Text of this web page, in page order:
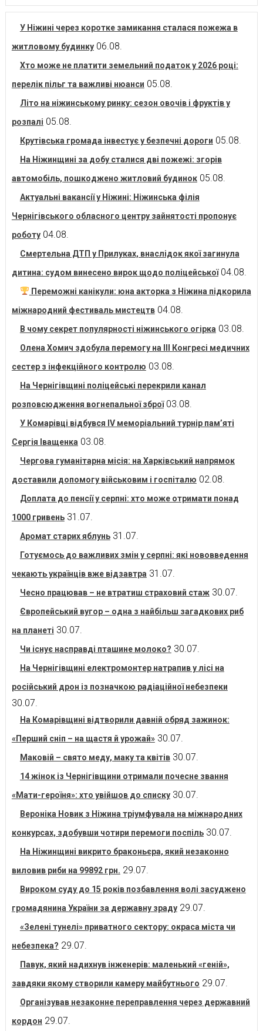
У Ніжині через коротке замикання сталася пожежа в
житловому будинку 06.08.
Хто може не платити земельний податок у 2026 році:
перелік пільг та важливі нюанси 05.08.
Літо на ніжинському ринку: сезон овочів і фруктів у
розпалі 05.08.
Крутівська громада інвестує у безпечні дороги 05.08.
На Ніжинщині за добу сталися дві пожежі: згорів
автомобіль, пошкоджено житловий будинок 05.08.
Актуальні вакансії у Ніжині: Ніжинська філія
Чернігівського обласного центру зайнятості пропонує
роботу 04.08.
Смертельна ДТП у Прилуках, внаслідок якої загинула
дитина: судом винесено вирок щодо поліцейської 04.08.
Переможні канікули: юна акторка з Ніжина підкорила
міжнародний фестиваль мистецтв 04.08.
В чому секрет популярності ніжинського огірка 03.08.
Олена Хомич здобула перемогу на ІІІ Конгресі медичних
сестер з інфекційного контролю 03.08.
На Чернігівщині поліцейські перекрили канал
розповсюдження вогнепальної зброї 03.08.
У Комарівці відбувся IV меморіальний турнір пам’яті
Сергія Іващенка 03.08.
Чергова гуманітарна місія: на Харківський напрямок
доставили допомогу військовим і госпіталю 02.08.
Доплата до пенсії у серпні: хто може отримати понад
1000 гривень 31.07.
Аромат старих яблунь 31.07.
Готуємось до важливих змін у серпні: які нововведення
чекають українців вже відзавтра 31.07.
Чесно працював – не втратиш страховий стаж 30.07.
Європейський вугор – одна з найбільш загадкових риб
на планеті 30.07.
Чи існує насправді пташине молоко? 30.07.
На Чернігівщині електромонтер натрапив у лісі на
російський дрон із позначкою радіаційної небезпеки
30.07.
На Комарівщині відтворили давній обряд зажинок:
«Перший сніп – на щастя й урожай» 30.07.
Маковій – свято меду, маку та квітів 30.07.
14 жінок із Чернігівщини отримали почесне звання
«Мати-героїня»: хто увійшов до списку 30.07.
Вероніка Новик з Ніжина тріумфувала на міжнародних
конкурсах, здобувши чотири перемоги поспіль 30.07.
На Ніжинщині викрито браконьєра, який незаконно
виловив риби на 99892 грн. 29.07.
Вироком суду до 15 років позбавлення волі засуджено
громадянина України за державну зраду 29.07.
«Зелені тунелі» приватного сектору: окраса міста чи
небезпека? 29.07.
Павук, який надихнув інженерів: маленький «геній»,
завдяки якому створили камеру майбутнього 29.07.
Організував незаконне переправлення через державний
кордон 29.07.